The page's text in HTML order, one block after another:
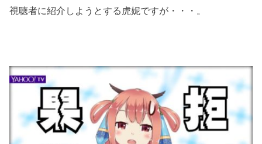
視聴者に紹介しようとする虎妮ですが・・・。